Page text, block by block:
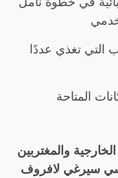
التي تغذي عددًا
المتاحة
والمغتربين
سيرغي لافروف